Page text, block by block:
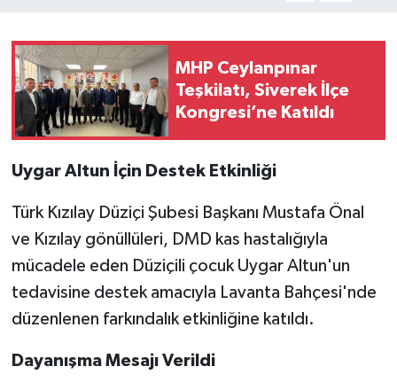
MHP Ceylanpınar
Teşkilatı, Siverek İlçe
Kongresi’ne Katıldı
Uygar Altun İçin Destek Etkinliği
Türk Kızılay Düziçi Şubesi Başkanı Mustafa Önal
ve Kızılay gönüllüleri, DMD kas hastalığıyla
mücadele eden Düziçili çocuk Uygar Altun'un
tedavisine destek amacıyla Lavanta Bahçesi'nde
düzenlenen farkındalık etkinliğine katıldı.
Dayanışma Mesajı Verildi